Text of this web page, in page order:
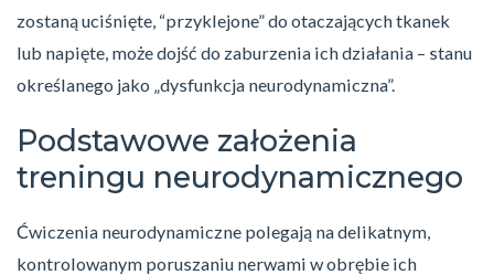
zostaną uciśnięte, “przyklejone” do otaczających tkanek
lub napięte, może dojść do zaburzenia ich działania – stanu
określanego jako „dysfunkcja neurodynamiczna”.
Podstawowe założenia
treningu neurodynamicznego
Ćwiczenia neurodynamiczne polegają na delikatnym,
kontrolowanym poruszaniu nerwami w obrębie ich